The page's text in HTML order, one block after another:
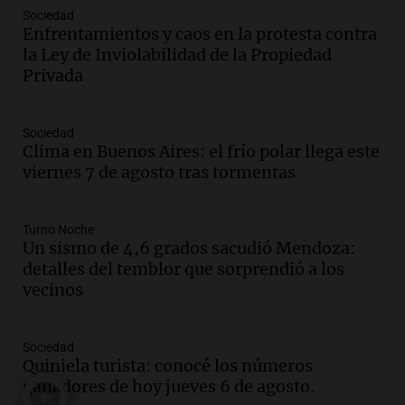
sea, va a ser lindo”
La Cadena del Gol
Episodios
Audio.
mano es muy peligroso”
La Argentina, hoy
Episodios
sobre los parques educativos
Amamos Argentina
Episodios
Audio.
durante la primavera
Informados al regreso
Episodios
Sociedad
Enfrentamientos y caos en la protesta contra
la Ley de Inviolabilidad de la Propiedad
Privada
Sociedad
Clima en Buenos Aires: el frío polar llega este
viernes 7 de agosto tras tormentas
Turno Noche
Un sismo de 4,6 grados sacudió Mendoza:
detalles del temblor que sorprendió a los
vecinos
Sociedad
Quiniela turista: conocé los números
ganadores de hoy jueves 6 de agosto.